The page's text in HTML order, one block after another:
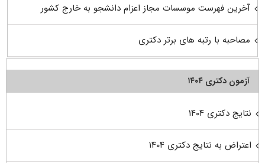
آخرین فهرست موسسات مجاز اعزام دانشجو به خارج کشور
مصاحبه با رتبه های برتر دکتری
آزمون دکتری ۱۴۰۴
نتایج دکتری ۱۴۰۴
اعتراض به نتایج دکتری ۱۴۰۴